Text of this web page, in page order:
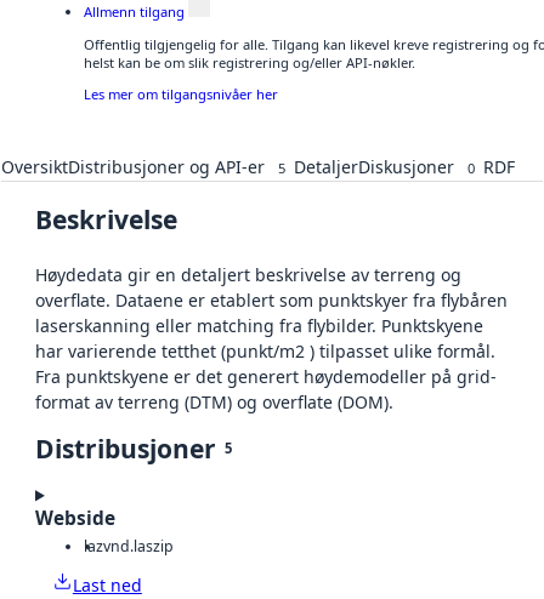
Allmenn tilgang
Offentlig tilgjengelig for alle. Tilgang kan likevel kreve registrering og
helst kan be om slik registrering og/eller API-nøkler.
Les mer om tilgangsnivåer her
OversiktDistribusjoner og API-er 5 DetaljerDiskusjoner 0 RDF
Beskrivelse
Høydedata gir en detaljert beskrivelse av terreng og
overflate. Dataene er etablert som punktskyer fra flybåren
laserskanning eller matching fra flybilder. Punktskyene
har varierende tetthet (punkt/m2 ) tilpasset ulike formål.
Fra punktskyene er det generert høydemodeller på grid-
format av terreng (DTM) og overflate (DOM).
Distribusjoner 5
Webside
lazvnd.laszip
Last ned